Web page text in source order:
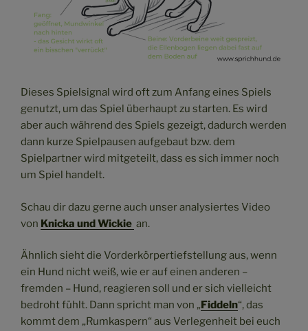
Dieses Spielsignal wird oft zum Anfang eines Spiels
genutzt, um das Spiel überhaupt zu starten. Es wird
aber auch während des Spiels gezeigt, dadurch werden
dann kurze Spielpausen aufgebaut bzw. dem
Spielpartner wird mitgeteilt, dass es sich immer noch
um Spiel handelt.
Schau dir dazu gerne auch unser analysiertes Video
von Knicka und Wickie an.
Ähnlich sieht die Vorderkörpertiefstellung aus, wenn
ein Hund nicht weiß, wie er auf einen anderen –
fremden – Hund, reagieren soll und er sich vielleicht
bedroht fühlt. Dann spricht man von „Fiddeln“, das
kommt dem „Rumkaspern“ aus Verlegenheit bei euch